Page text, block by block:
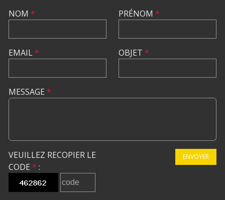
NOM *
EMAIL*
PRÉNOM *
OBJET *
MESSAGE *
VEUILLEZ RECOPIER LE
CODE * :
ENVOYER